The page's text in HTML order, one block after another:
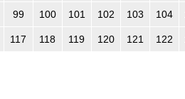
99 100 101 102 103 104
117 118 119 120 121 122